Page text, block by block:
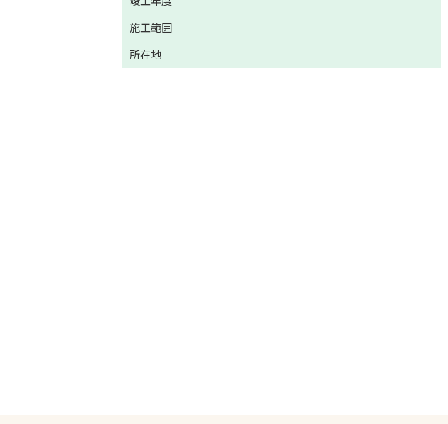
施工範囲
所在地